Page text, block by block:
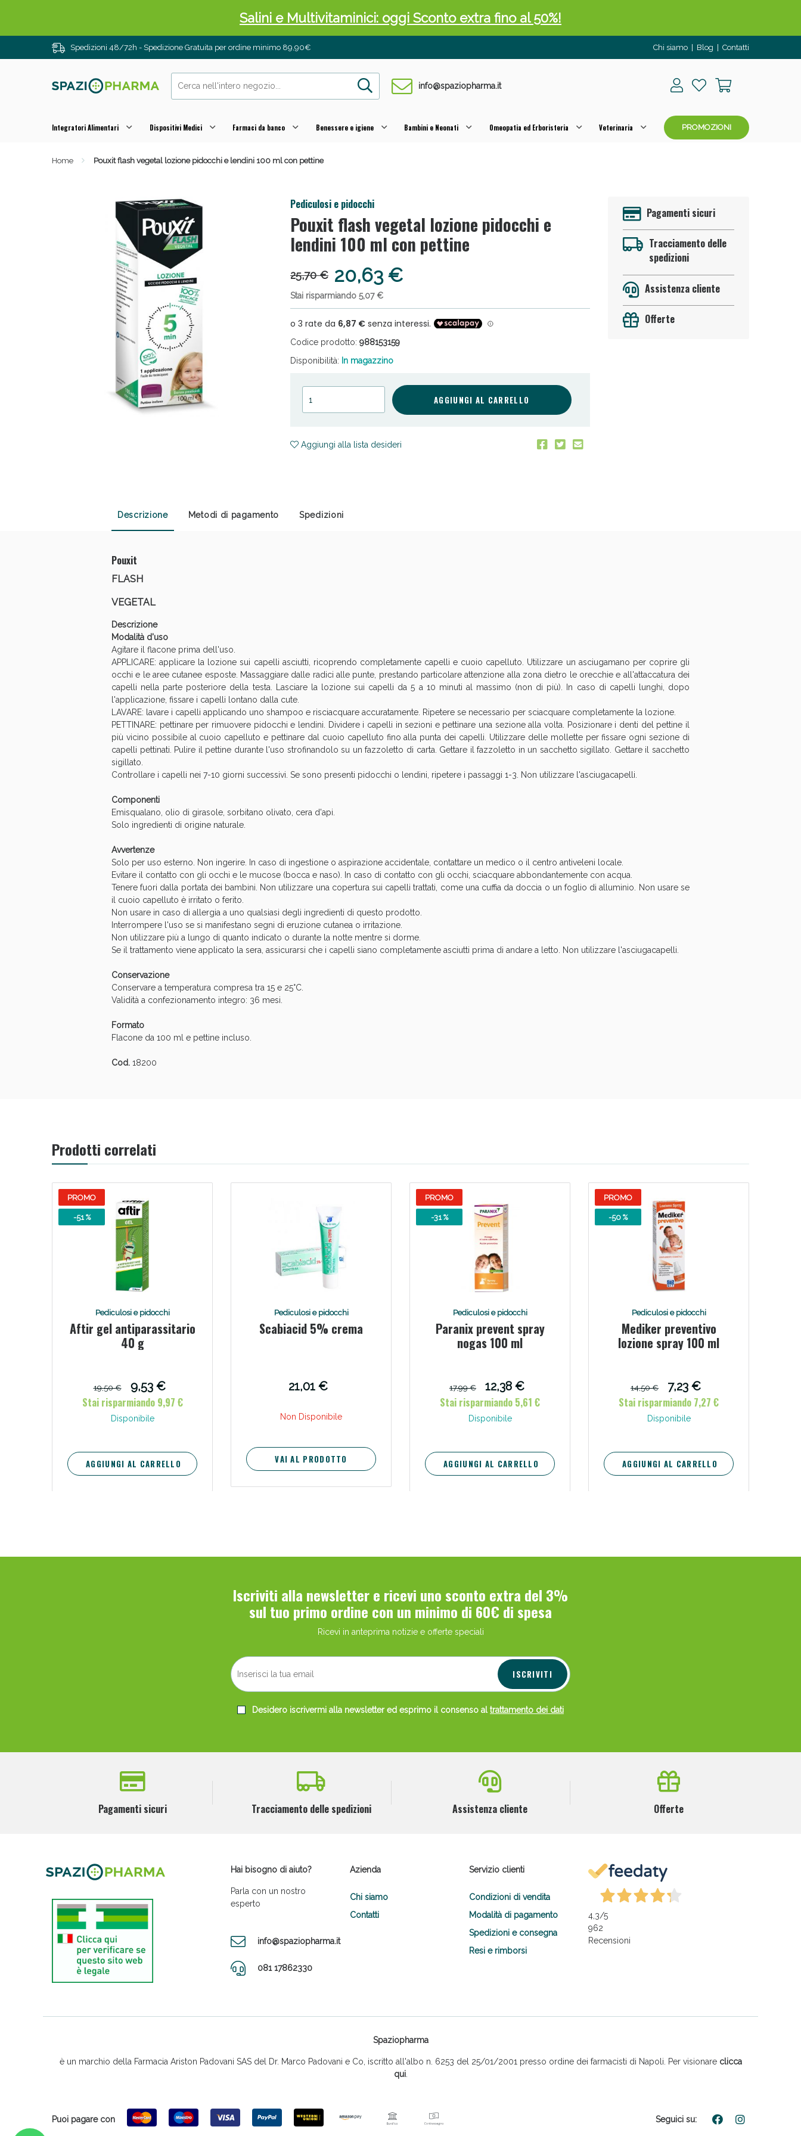
Spedizioni 48/72h - Spedizione Gratuita per ordine minimo 89,90€ Chi siamo Blog Contatti
info@spaziopharma.it
Integratori Alimentari Dispositivi Medici Farmaci da banco Benessere e igiene Bambini e Neonati Omeopatia ed Erboristeria Veterinaria PROMOZIONI
Home Pouxit flash vegetal lozione pidocchi e lendini 100 ml con pettine
Pediculosi e pidocchi
Pouxit flash vegetal lozione pidocchi e
lendini 100 ml con pettine
25,70 € 20,63 €
Stai risparmiando 5,07 €
Codice prodotto: 988153159
Disponibilità: In magazzino
AGGIUNGI AL CARRELLO
Aggiungi alla lista desideri
Pagamenti sicuri
Tracciamento delle
spedizioni
Assistenza cliente
Offerte
Descrizione Metodi di pagamento Spedizioni
Pouxit
FLASH
VEGETAL
Descrizione
Modalità d'uso
Agitare il flacone prima dell'uso.
APPLICARE: applicare la lozione sui capelli asciutti, ricoprendo completamente capelli e cuoio capelluto. Utilizzare un asciugamano per coprire gli
occhi e le aree cutanee esposte. Massaggiare dalle radici alle punte, prestando particolare attenzione alla zona dietro le orecchie e all'attaccatura dei
capelli nella parte posteriore della testa. Lasciare la lozione sui capelli da 5 a 10 minuti al massimo (non di più). In caso di capelli lunghi, dopo
l'applicazione, fissare i capelli lontano dalla cute.
LAVARE: lavare i capelli applicando uno shampoo e risciacquare accuratamente. Ripetere se necessario per sciacquare completamente la lozione.
PETTINARE: pettinare per rimuovere pidocchi e lendini. Dividere i capelli in sezioni e pettinare una sezione alla volta. Posizionare i denti del pettine il
più vicino possibile al cuoio capelluto e pettinare dal cuoio capelluto fino alla punta dei capelli. Utilizzare delle mollette per fissare ogni sezione di
capelli pettinati. Pulire il pettine durante l'uso strofinandolo su un fazzoletto di carta. Gettare il fazzoletto in un sacchetto sigillato. Gettare il sacchetto
sigillato.
Controllare i capelli nei 7-10 giorni successivi. Se sono presenti pidocchi o lendini, ripetere i passaggi 1-3. Non utilizzare l'asciugacapelli.
Componenti
Emisqualano, olio di girasole, sorbitano olivato, cera d'api.
Solo ingredienti di origine naturale.
Avvertenze
Solo per uso esterno. Non ingerire. In caso di ingestione o aspirazione accidentale, contattare un medico o il centro antiveleni locale.
Evitare il contatto con gli occhi e le mucose (bocca e naso). In caso di contatto con gli occhi, sciacquare abbondantemente con acqua.
Tenere fuori dalla portata dei bambini. Non utilizzare una copertura sui capelli trattati, come una cuffia da doccia o un foglio di alluminio. Non usare se
il cuoio capelluto è irritato o ferito.
Non usare in caso di allergia a uno qualsiasi degli ingredienti di questo prodotto.
Interrompere l'uso se si manifestano segni di eruzione cutanea o irritazione.
Non utilizzare più a lungo di quanto indicato o durante la notte mentre si dorme.
Se il trattamento viene applicato la sera, assicurarsi che i capelli siano completamente asciutti prima di andare a letto. Non utilizzare l'asciugacapelli.
Conservazione
Conservare a temperatura compresa tra 15 e 25°C.
Validità a confezionamento integro: 36 mesi.
Formato
Flacone da 100 ml e pettine incluso.
Cod. 18200
Prodotti correlati
PROMO
-51 %
Pediculosi e pidocchi
Aftir gel antiparassitario
40 g
19,50 €
9,53 €
Stai risparmiando 9,97 €
Disponibile
AGGIUNGI AL CARRELLO
Pediculosi e pidocchi
Scabiacid 5% crema
21,01 €
Non Disponibile
VAI AL PRODOTTO
PROMO
-31 %
Pediculosi e pidocchi
Paranix prevent spray
nogas 100 ml
17,99 €
12,38 €
Stai risparmiando 5,61 €
Disponibile
AGGIUNGI AL CARRELLO
PROMO
-50 %
Pediculosi e pidocchi
Mediker preventivo
lozione spray 100 ml
14,50 €
7,23 €
Stai risparmiando 7,27 €
Disponibile
AGGIUNGI AL CARRELLO
Iscriviti alla newsletter e ricevi uno sconto extra del 3%
sul tuo primo ordine con un minimo di 60€ di spesa
Ricevi in anteprima notizie e offerte speciali
ISCRIVITI
Desidero iscrivermi alla newsletter ed esprimo il consenso al trattamento dei dati
Pagamenti sicuri Tracciamento delle spedizioni Assistenza cliente Offerte
Hai bisogno di aiuto?
Parla con un nostro
esperto
info@spaziopharma.it
081 17862330
Azienda
Chi siamo
Contatti
Servizio clienti
Condizioni di vendita
Modalità di pagamento
Spedizioni e consegna
Resi e rimborsi
4,3/5
962
Recensioni
Spaziopharma
è un marchio della Farmacia Ariston Padovani SAS del Dr. Marco Padovani e Co, iscritto all'albo n. 6253 del 25/01/2001 presso ordine dei farmacisti di Napoli. Per visionare clicca
qui.
Puoi pagare con Seguici su:
Salini e Multivitaminici: oggi Sconto extra fino al 50%!
Anticellulite e Fanghi: Sconto fino al 40% valido oggi!
Vie Urinarie e Prostata: Sconti fino al 45% oggi!
Benessere Intestinale: Sconto fino al 55% valido oggi!